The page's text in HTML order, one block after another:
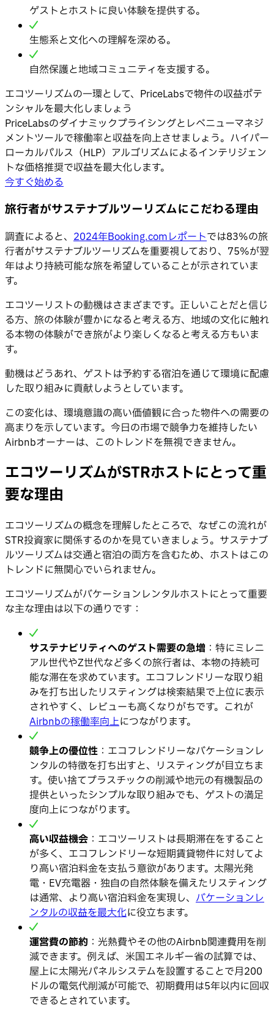
ゲストとホストに良い体験を提供する。
生態系と文化への理解を深める。
自然保護と地域コミュニティを支援する。
エコツーリズムの一環として、PriceLabsで物件の収益ポテ
ンシャルを最大化しましょう
PriceLabsのダイナミックプライシングとレベニューマネジ
メントツールで稼働率と収益を向上させましょう。ハイパー
ローカルパルス（HLP）アルゴリズムによるインテリジェン
トな価格推奨で収益を最大化します。
今すぐ始める
旅行者がサステナブルツーリズムにこだわる理由
調査によると、 2024年Booking.comレポートでは83%の旅
行者がサステナブルツーリズムを重要視しており、75%が翌
年はより持続可能な旅を希望していることが示されていま
す。
エコツーリストの動機はさまざまです。正しいことだと信じ
る方、旅の体験が豊かになると考える方、地域の文化に触れ
る本物の体験ができ旅がより楽しくなると考える方もいま
す。
動機はどうあれ、ゲストは予約する宿泊を通じて環境に配慮
した取り組みに貢献しようとしています。
この変化は、環境意識の高い価値観に合った物件への需要の
高まりを示しています。今日の市場で競争力を維持したい
Airbnbオーナーは、このトレンドを無視できません。
エコツーリズムがSTRホストにとって重
要な理由
エコツーリズムの概念を理解したところで、なぜこの流れが
STR投資家に関係するのかを見ていきましょう。サステナブ
ルツーリズムは交通と宿泊の両方を含むため、ホストはこの
トレンドに無関心でいられません。
エコツーリズムがバケーションレンタルホストにとって重要
な主な理由は以下の通りです：
サステナビリティへのゲスト需要の急増 ：特にミレニ
アル世代やZ世代など多くの旅行者は、本物の持続可
能な滞在を求めています。エコフレンドリーな取り組
みを打ち出したリスティングは検索結果で上位に表示
されやすく、レビューも高くなりがちです。これが
Airbnbの稼働率向上につながります。
競争上の優位性 ：エコフレンドリーなバケーションレ
ンタルの特徴を打ち出すと、リスティングが目立ちま
す。使い捨てプラスチックの削減や地元の有機製品の
提供といったシンプルな取り組みでも、ゲストの満足
度向上につながります。
高い収益機会 ：エコツーリストは長期滞在をすること
が多く、エコフレンドリーな短期賃貸物件に対してよ
り高い宿泊料金を支払う意欲があります。太陽光発
電・EV充電器・独自の自然体験を備えたリスティング
は通常、より高い宿泊料金を実現し、 バケーションレ
ンタルの収益を最大化に役立ちます。
運営費の節約 ：光熱費やその他のAirbnb関連費用を削
減できます。例えば、米国エネルギー省の試算では、
屋上に太陽光パネルシステムを設置することで月200
ドルの電気代削減が可能で、初期費用は5年以内に回収
できるとされています。